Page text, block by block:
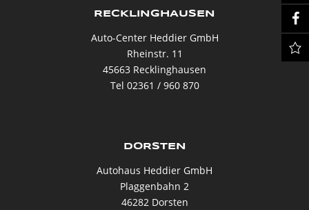
RECKLINGHAUSEN
Auto-Center Heddier GmbH
Rheinstr. 11
45663 Recklinghausen
Tel 02361 / 960 870
DORSTEN
Autohaus Heddier GmbH
Plaggenbahn 2
46282 Dorsten